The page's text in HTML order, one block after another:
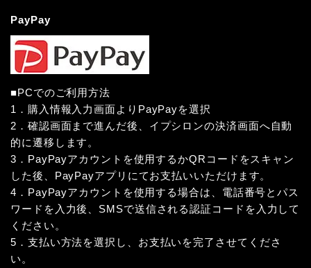
PayPay
■PCでのご利用方法
1．購入情報入力画面よりPayPayを選択
2．確認画面まで進んだ後、イプシロンの決済画面へ自動
的に遷移します。
3．PayPayアカウントを使用するかQRコードをスキャン
した後、PayPayアプリにてお支払いいただけます。
4．PayPayアカウントを使用する場合は、電話番号とパス
ワードを入力後、SMSで送信される認証コードを入力して
ください。
5．支払い方法を選択し、お支払いを完了させてくださ
い。